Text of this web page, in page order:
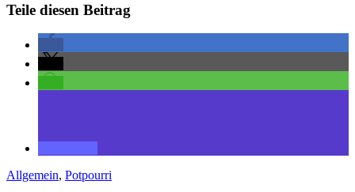
Teile diesen Beitrag
Allgemein, Potpourri